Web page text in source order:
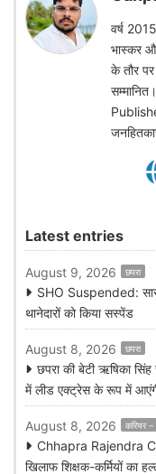
वर्ष
भास्कर
के तौर
Latest entries
August 9, 2026 छपरा
SHO Suspended:
थानेदारों को किया सस्पेंड
August 8, 2026 छपरा
छपरा की बेटी ऋषिका सिंह
में लीड एक्ट्रेस के रूप में
August 8, 2026 करियर –
Chhapra Rajendra
खिलाफ शिक्षक-कर्मियों का